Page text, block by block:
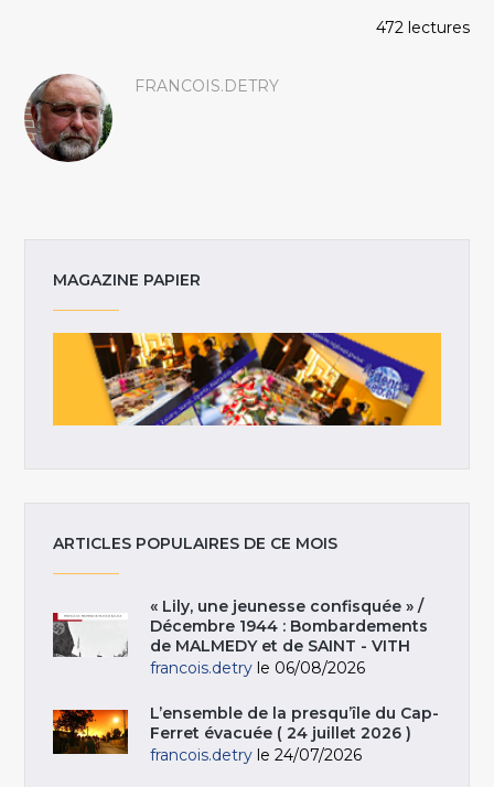
472 lectures
FRANCOIS.DETRY
MAGAZINE PAPIER
ARTICLES POPULAIRES DE CE MOIS
« Lily, une jeunesse confisquée » /
Décembre 1944 : Bombardements
de MALMEDY et de SAINT - VITH
francois.detry le 06/08/2026
L’ensemble de la presqu’île du Cap-
Ferret évacuée ( 24 juillet 2026 )
francois.detry le 24/07/2026